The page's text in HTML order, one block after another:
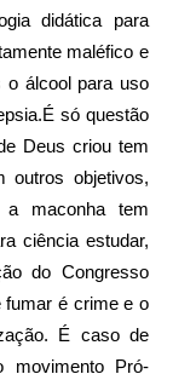
didática para
maléfico e
o álcool para uso
só questão
Deus criou tem
outros objetivos,
a maconha tem
ciência estudar,
do Congresso
fumar é crime e o
É caso de
movimento Pró-